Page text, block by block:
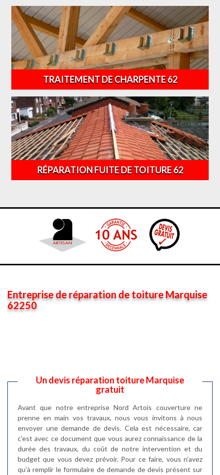
TRAITEMENT DE CHARPENTE 62
RÉPARATION FUITE DE TOITURE 62
Entreprise de réparation de toiture Marquise
62250
Un devis réparation toiture Marquise
gratuit
Avant que notre entreprise Nord Artois couverture ne
prenne en main vos travaux, nous vous invitons à nous
envoyer une demande de devis. Cela est nécessaire, car
c’est avec ce document que vous aurez connaissance de la
durée des travaux, du coût de notre intervention et du
budget que vous devez prévoir. Pour ce faire, vous n’avez
qu’à remplir le formulaire de demande de devis présent sur